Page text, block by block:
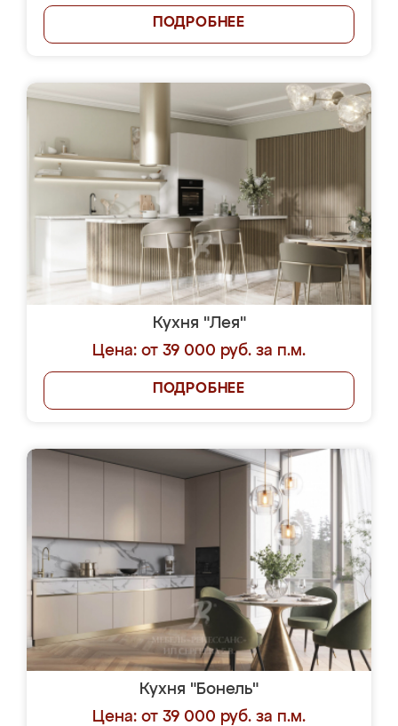
ПОДРОБНЕЕ
Кухня "Лея"
Цена: от 39 000 руб. за п.м.
ПОДРОБНЕЕ
Кухня "Бонель"
Цена: от 39 000 руб. за п.м.